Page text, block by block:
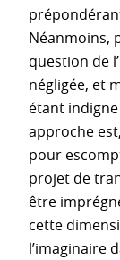
Néanmoins,
question de
négligée, et
étant
approche
pour
projet de
être
cette
l’imaginaire